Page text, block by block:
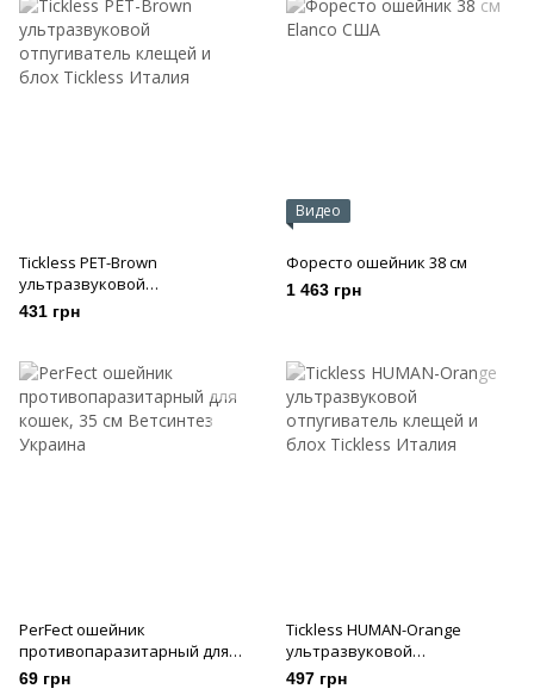
Tickless PET-Brоwn
ультразвуковой
отпугиватель клещей и блох
431 грн
Видео
Форесто ошейник 38 см
1 463 грн
PerFect ошейник
противопаразитарный для
кошек, 35 см
69 грн
Tickless HUMAN-Orange
ультразвуковой
отпугиватель клещей и блох
497 грн